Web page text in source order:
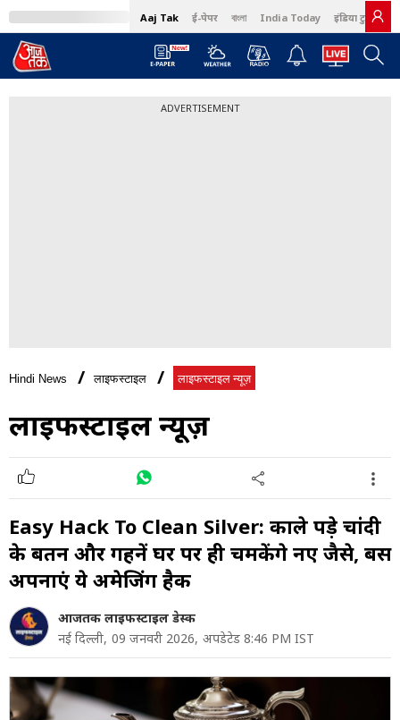
Aaj Tak ई-पेपर বাংলা India Today इंडिया टुडे हिंदी
ADVERTISEMENT
Hindi News लाइफस्टाइल लाइफस्टाइल न्यूज़
लाइफस्टाइल न्यूज़
Easy Hack To Clean Silver: काले पड़े चांदी
के बर्तन और गहनें घर पर ही चमकेंगे नए जैसे, बस
अपनाएं ये अमेजिंग हैक
आजतक लाइफस्टाइल डेस्क
नई दिल्ली, 09 जनवरी 2026, अपडेटेड 8:46 PM IST